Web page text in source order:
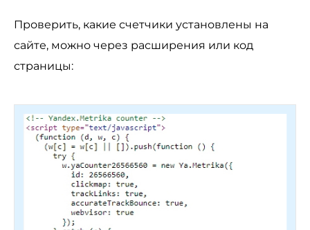
Проверить, какие счетчики установлены на
сайте, можно через расширения или код
страницы: